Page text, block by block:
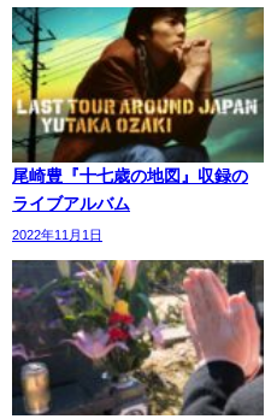
尾崎豊『十七歳の地図』収録の
ライブアルバム
2022年11月1日